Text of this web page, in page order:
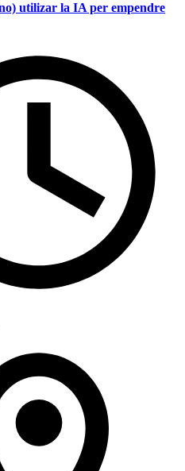
utilizar la IA per empendre